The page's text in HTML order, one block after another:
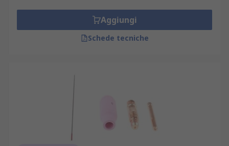
Aggiungi
Schede tecniche